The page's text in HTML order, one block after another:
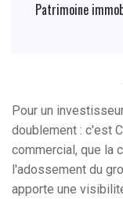
Patrimoine
Pour un
doublement : c'est
commercial, que la
l'adossement du
apporte une